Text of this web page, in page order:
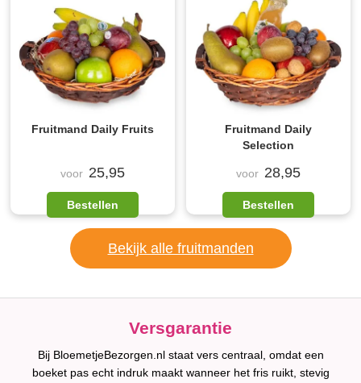
Fruitmand Daily Fruits
voor 25,95
Bestellen
Fruitmand Daily
Selection
voor 28,95
Bestellen
Bekijk alle fruitmanden
Versgarantie
Bij BloemetjeBezorgen.nl staat vers centraal, omdat een
boeket pas echt indruk maakt wanneer het fris ruikt, stevig